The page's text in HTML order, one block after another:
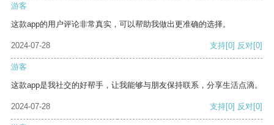
游客
这款app的用户评论非常真实，可以帮助我做出更准确的选择。
2024-07-28 支持[0] 反对[0]
游客
这款app是我社交的好帮手，让我能够与朋友保持联系，分享生活点滴。
2024-07-28 支持[0] 反对[0]